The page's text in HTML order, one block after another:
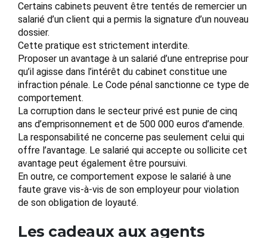
Certains cabinets peuvent être tentés de remercier un
salarié d’un client qui a permis la signature d’un nouveau
dossier.
Cette pratique est strictement interdite.
Proposer un avantage à un salarié d’une entreprise pour
qu’il agisse dans l’intérêt du cabinet constitue une
infraction pénale. Le Code pénal sanctionne ce type de
comportement.
La corruption dans le secteur privé est punie de cinq
ans d’emprisonnement et de 500 000 euros d’amende.
La responsabilité ne concerne pas seulement celui qui
offre l’avantage. Le salarié qui accepte ou sollicite cet
avantage peut également être poursuivi.
En outre, ce comportement expose le salarié à une
faute grave vis-à-vis de son employeur pour violation
de son obligation de loyauté.
Les cadeaux aux agents